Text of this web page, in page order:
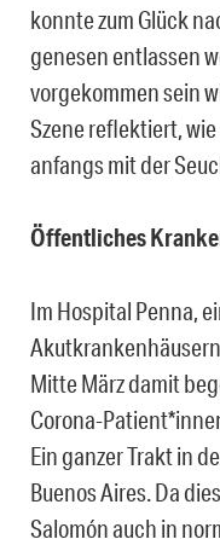
konnte zum Glück
genesen entlassen
vorgekommen sein
Szene reflektiert,
anfangs mit der
Öffentliches
Im Hospital Penna,
Mitte März damit
Corona-
Ein ganzer Trakt in
Buenos Aires. Da
Salomón auch in